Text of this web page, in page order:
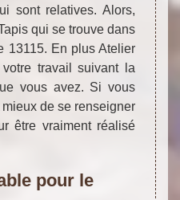
sont relatives. Alors,
qui se trouve dans
13115. En plus Atelier
travail suivant la
vous avez. Si vous
mieux de se renseigner
être vraiment réalisé
pour le